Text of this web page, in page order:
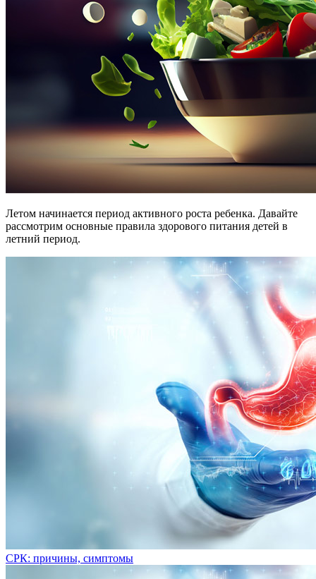
Летом начинается период активного роста ребенка. Давайте
рассмотрим основные правила здорового питания детей в
летний период.
СРК: причины, симптомы